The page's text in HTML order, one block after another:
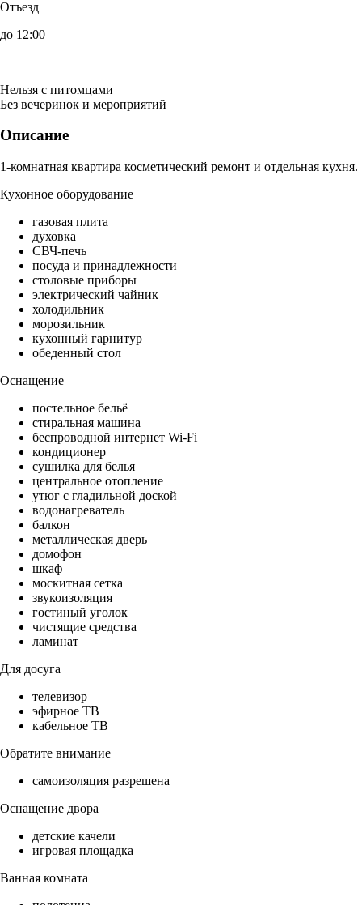
Отъезд
до 12:00
Нельзя с питомцами
Без вечеринок и мероприятий
Описание
1-комнатная квартира косметический ремонт и отдельная кухня.
Кухонное оборудование
газовая плита
духовка
СВЧ-печь
посуда и принадлежности
столовые приборы
электрический чайник
холодильник
морозильник
кухонный гарнитур
обеденный стол
Оснащение
постельное бельё
стиральная машина
беспроводной интернет Wi-Fi
кондиционер
сушилка для белья
центральное отопление
утюг с гладильной доской
водонагреватель
балкон
металлическая дверь
домофон
шкаф
москитная сетка
звукоизоляция
гостиный уголок
чистящие средства
ламинат
Для досуга
телевизор
эфирное ТВ
кабельное ТВ
Обратите внимание
самоизоляция разрешена
Оснащение двора
детские качели
игровая площадка
Ванная комната